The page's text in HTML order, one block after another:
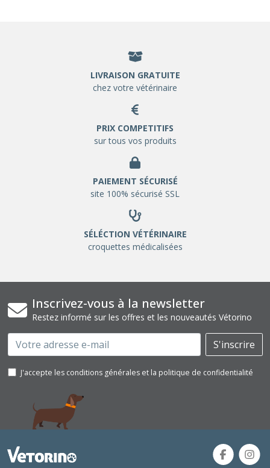
LIVRAISON GRATUITE
chez votre vétérinaire
PRIX COMPETITIFS
sur tous vos produits
PAIEMENT SÉCURISÉ
site 100% sécurisé SSL
SÉLÉCTION VÉTÉRINAIRE
croquettes médicalisées
Inscrivez-vous à la newsletter
Restez informé sur les offres et les nouveautés Vétorino
Email S'inscrire
J'accepte les conditions générales et la politique de confidentialité